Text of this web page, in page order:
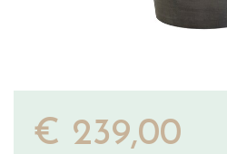
€ 239,00